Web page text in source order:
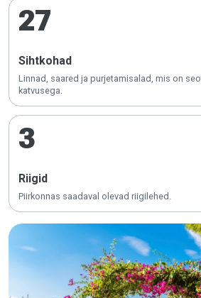
27
Sihtkohad
Linnad, saared ja purjetamisalad, mis on
katvusega.
3
Riigid
Piirkonnas saadaval olevad riigilehed.